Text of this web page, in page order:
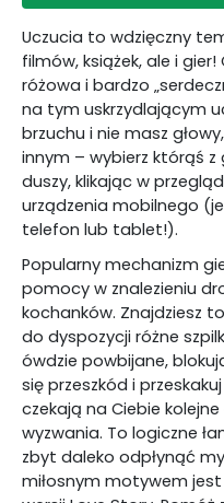
Uczucia to wdzięczny
filmów, książek, ale i
różowa i bardzo
na tym uskrzydlającym
brzuchu i nie masz
innym – wybierz którąś
duszy, klikając w
urządzenia mobilnego
telefon lub tablet!).
Popularny mechanizm
pomocy w znalezieniu
kochanków. Znajdziesz
do dyspozycji różne
ówdzie powbijane,
się przeszkód i
czekają na Ciebie
wyzwania. To logiczne
zbyt daleko odpłynąć
miłosnym motywem